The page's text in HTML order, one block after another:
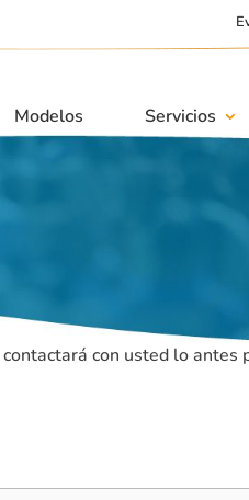
Modelos Servicios
contactará con usted lo antes